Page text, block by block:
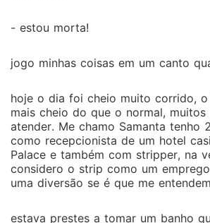
- estou morta!
jogo minhas coisas em um canto
hoje o dia foi cheio muito corrido,
mais cheio do que o normal, muitos
atender. Me chamo Samanta tenho
como recepcionista de um hotel
Palace e também com stripper, na
considero o strip como um
uma diversão se é que me
estava prestes a tomar um banho